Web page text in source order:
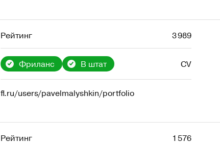
Рейтинг 3 989
Фриланс В штат CV
fl.ru/users/pavelmalyshkin/portfolio
Рейтинг 1 576